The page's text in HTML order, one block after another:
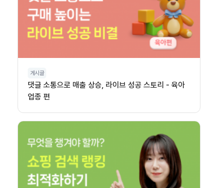
게시글
댓글 소통으로 매출 상승, 라이브 성공 스토리 - 육아
업종 편